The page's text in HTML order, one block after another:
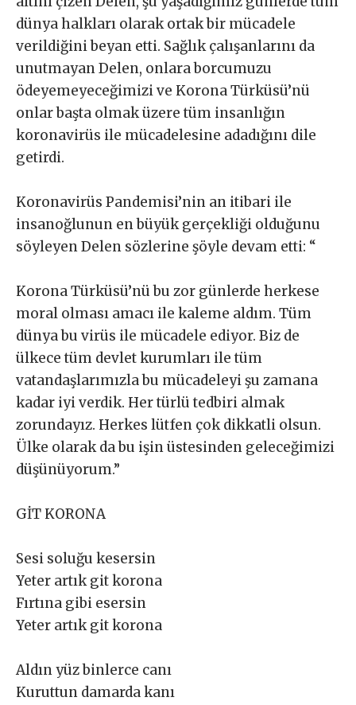
dünya halkları olarak ortak bir mücadele
verildiğini beyan etti. Sağlık çalışanlarını da
unutmayan Delen, onlara borcumuzu
ödeyemeyeceğimizi ve Korona Türküsü’nü
onlar başta olmak üzere tüm insanlığın
koronavirüs ile mücadelesine adadığını dile
getirdi.
Koronavirüs Pandemisi’nin an itibari ile
insanoğlunun en büyük gerçekliği olduğunu
söyleyen Delen sözlerine şöyle devam etti: “
Korona Türküsü’nü bu zor günlerde herkese
moral olması amacı ile kaleme aldım. Tüm
dünya bu virüs ile mücadele ediyor. Biz de
ülkece tüm devlet kurumları ile tüm
vatandaşlarımızla bu mücadeleyi şu zamana
kadar iyi verdik. Her türlü tedbiri almak
zorundayız. Herkes lütfen çok dikkatli olsun.
Ülke olarak da bu işin üstesinden geleceğimizi
düşünüyorum.”
GİT KORONA
Sesi soluğu kesersin
Yeter artık git korona
Fırtına gibi esersin
Yeter artık git korona
Aldın yüz binlerce canı
Kuruttun damarda kanı